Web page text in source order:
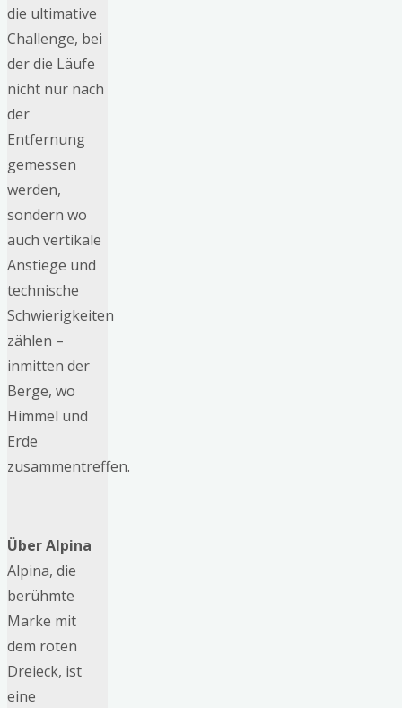
die ultimative
Challenge, bei
der die Läufe
nicht nur nach
der
Entfernung
gemessen
werden,
sondern wo
auch vertikale
Anstiege und
technische
Schwierigkeiten
zählen –
inmitten der
Berge, wo
Himmel und
Erde
zusammentreffen.
Über Alpina
Alpina, die
berühmte
Marke mit
dem roten
Dreieck, ist
eine